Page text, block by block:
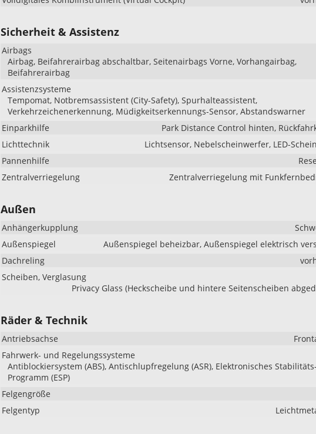
Sicherheit & Assistenz
Airbags
Airbag, Beifahrerairbag abschaltbar, Seitenairbags Vorne, Vorhangairbag,
Beifahrerairbag
Assistenzsysteme
Tempomat, Notbremsassistent (City-Safety), Spurhalteassistent,
Verkehrzeichenerkennung, Müdigkeitserkennungs-Sensor, Abstandswarner
Einparkhilfe
Park Distance Control hinten,
Lichttechnik
Lichtsensor, Nebelscheinwerfer, LED-
Pannenhilfe
Zentralverriegelung
Zentralverriegelung mit
Außen
Anhängerkupplung
Außenspiegel
Außenspiegel beheizbar, Außenspiegel elektrisch
Dachreling
Scheiben, Verglasung
Privacy Glass (Heckscheibe und hintere Seitenscheiben
Räder & Technik
Antriebsachse
Fahrwerk- und Regelungssysteme
Antiblockiersystem (ABS), Antischlupfregelung (ASR), Elektronisches Stabilitäts-
Programm (ESP)
Felgengröße
Felgentyp